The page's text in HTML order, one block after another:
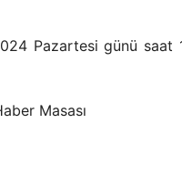
Pazartesi günü saat
Masası